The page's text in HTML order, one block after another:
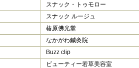
スナック・トゥモロー
スナック ルージュ
椿原佛光堂
なかがわ鍼灸院
Buzz clip
ビューティー若草美容室